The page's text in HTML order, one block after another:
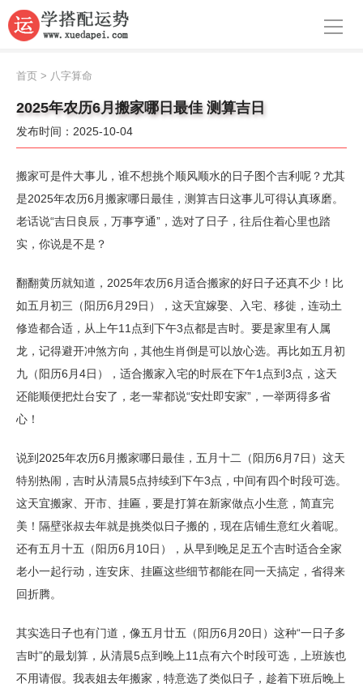
导航
周公解梦
生肖运势
八字算命
风水
名字
首页 > 八字算命
2025年农历6月搬家哪日最佳 测算吉日
发布时间：2025-10-04
搬家可是件大事儿，谁不想挑个顺风顺水的日子图个吉利呢？尤其
是2025年农历6月搬家哪日最佳，测算吉日这事儿可得认真琢磨。
老话说“吉日良辰，万事亨通”，选对了日子，往后住着心里也踏
实，你说是不是？
翻翻黄历就知道，2025年农历6月适合搬家的好日子还真不少！比
如五月初三（阳历6月29日），这天宜嫁娶、入宅、移徙，连动土
修造都合适，从上午11点到下午3点都是吉时。要是家里有人属
龙，记得避开冲煞方向，其他生肖倒是可以放心选。再比如五月初
九（阳历6月4日），适合搬家入宅的时辰在下午1点到3点，这天
还能顺便把灶台安了，老一辈都说“安灶即安家”，一举两得多省
心！
说到2025年农历6月搬家哪日最佳，五月十二（阳历6月7日）这天
特别热闹，吉时从清晨5点持续到下午3点，中间有四个时段可选。
这天宜搬家、开市、挂匾，要是打算在新家做点小生意，简直完
美！隔壁张叔去年就是挑类似日子搬的，现在店铺生意红火着呢。
还有五月十五（阳历6月10日），从早到晚足足五个吉时适合全家
老小一起行动，连安床、挂匾这些细节都能在同一天搞定，省得来
回折腾。
其实选日子也有门道，像五月廿五（阳历6月20日）这种“一日子多
吉时”的最划算，从清晨5点到晚上11点有六个时段可选，上班族也
不用请假。我表姐去年搬家，特意选了类似日子，趁着下班后晚上